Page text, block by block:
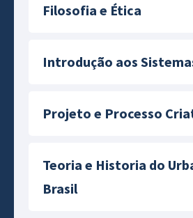
Filosofia e Ética
Introdução aos
Projeto e Processo
Teoria e Historia do
Brasil